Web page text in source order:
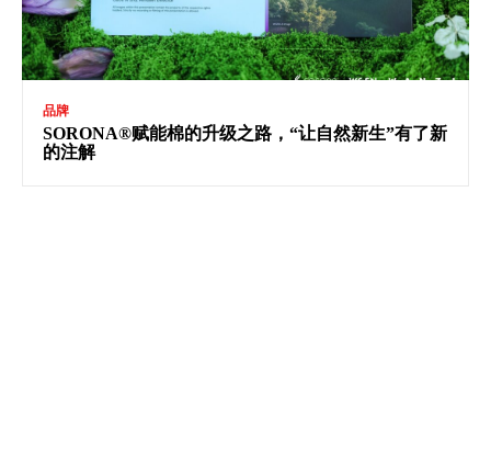
品牌
SORONA®赋能棉的升级之路，“让自然新生”有了新
的注解